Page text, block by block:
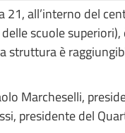
all’interno del
scuole
struttura è
Marcheselli,
presidente del